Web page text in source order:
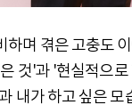
하며 겪은 고충도
것'과 '현실적으
내가 하고 싶은